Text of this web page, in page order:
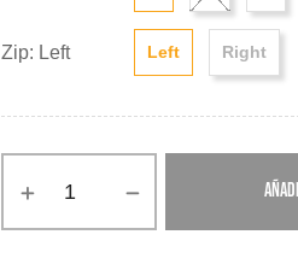
Zip: Left Left Right